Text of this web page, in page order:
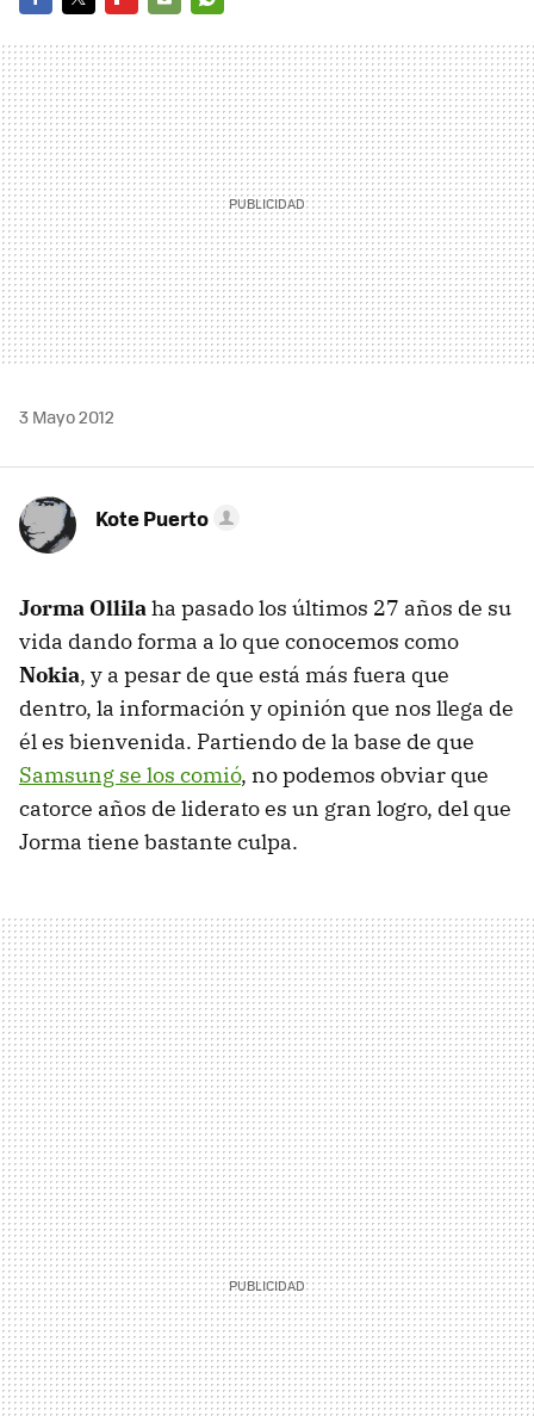
MAIL
3 Mayo 2012
Kote Puerto
Jorma Ollilaha pasado los últimos 27 años de su
vida dando forma a lo que conocemos como
Nokia, y a pesar de que está más fuera que
dentro, la información y opinión que nos llega de
él es bienvenida. Partiendo de la base de que
Samsung se los comió, no podemos obviar que
catorce años de liderato es un gran logro, del que
Jorma tiene bastante culpa.